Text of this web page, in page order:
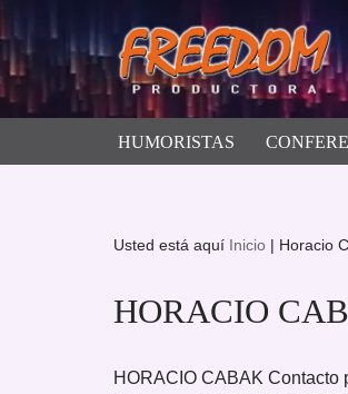
Saltar
contenido
HUMORISTAS
Usted está aquí Inicio | Horacio
HORACIO
HORACIO CABAK Contacto